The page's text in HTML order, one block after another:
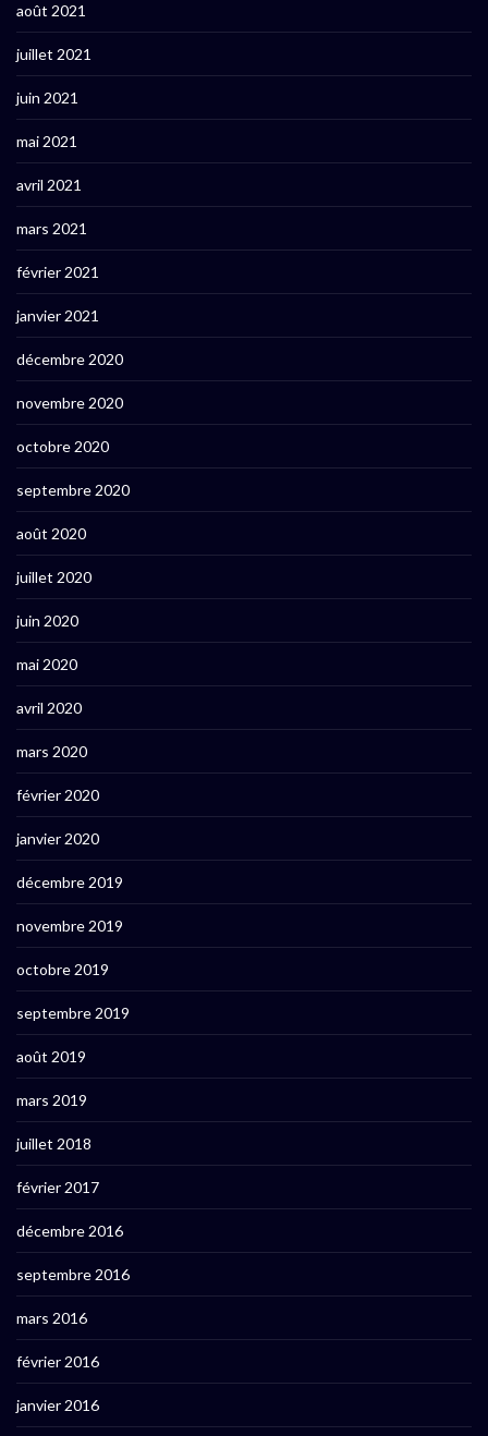
août 2021
juillet 2021
juin 2021
mai 2021
avril 2021
mars 2021
février 2021
janvier 2021
décembre 2020
novembre 2020
octobre 2020
septembre 2020
août 2020
juillet 2020
juin 2020
mai 2020
avril 2020
mars 2020
février 2020
janvier 2020
décembre 2019
novembre 2019
octobre 2019
septembre 2019
août 2019
mars 2019
juillet 2018
février 2017
décembre 2016
septembre 2016
mars 2016
février 2016
janvier 2016